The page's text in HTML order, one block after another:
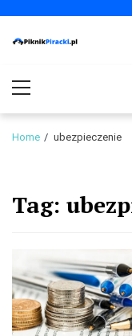
navigation
content
Menu
Home ubezpieczenie
Tag: